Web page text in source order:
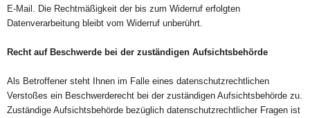
E-Mail. Die Rechtmäßigkeit der bis zum Widerruf erfolgten
Datenverarbeitung bleibt vom Widerruf unberührt.
Recht auf Beschwerde bei der zuständigen Aufsichtsbehörde
Als Betroffener steht Ihnen im Falle eines datenschutzrechtlichen
Verstoßes ein Beschwerderecht bei der zuständigen Aufsichtsbehörde zu.
Zuständige Aufsichtsbehörde bezüglich datenschutzrechtlicher Fragen ist